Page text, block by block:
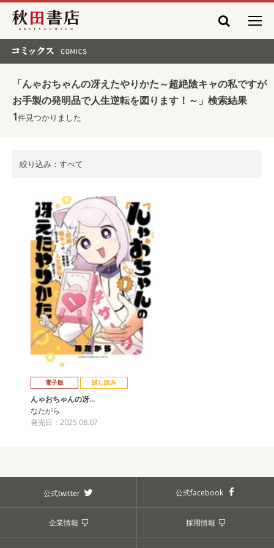
秋田書店
「んゃおちゃんの冴えたやりかた～超絶陰キャの私ですが
お手製の発明品で人生逆転を図ります！～」検索結果
1件見つかりました
絞り込み：すべて
電子版 試し読み
んゃおちゃんの冴…
なたがら
発売日：2025.08.07
公式twitter 公式facebook
企業情報 採用情報